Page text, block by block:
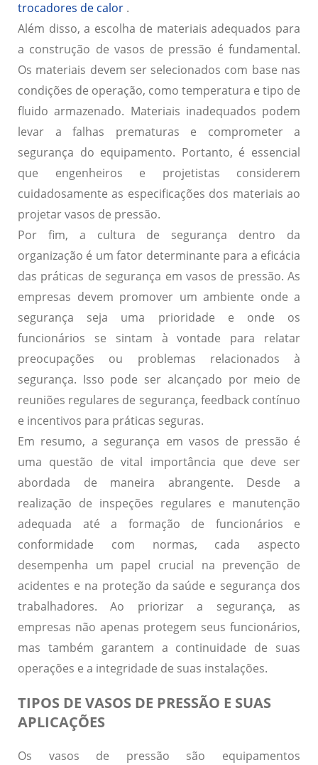
trocadores de calor .
Além disso, a escolha de materiais adequados para
a construção de vasos de pressão é fundamental.
Os materiais devem ser selecionados com base nas
condições de operação, como temperatura e tipo de
fluido armazenado. Materiais inadequados podem
levar a falhas prematuras e comprometer a
segurança do equipamento. Portanto, é essencial
que engenheiros e projetistas considerem
cuidadosamente as especificações dos materiais ao
projetar vasos de pressão.
Por fim, a cultura de segurança dentro da
organização é um fator determinante para a eficácia
das práticas de segurança em vasos de pressão. As
empresas devem promover um ambiente onde a
segurança seja uma prioridade e onde os
funcionários se sintam à vontade para relatar
preocupações ou problemas relacionados à
segurança. Isso pode ser alcançado por meio de
reuniões regulares de segurança, feedback contínuo
e incentivos para práticas seguras.
Em resumo, a segurança em vasos de pressão é
uma questão de vital importância que deve ser
abordada de maneira abrangente. Desde a
realização de inspeções regulares e manutenção
adequada até a formação de funcionários e
conformidade com normas, cada aspecto
desempenha um papel crucial na prevenção de
acidentes e na proteção da saúde e segurança dos
trabalhadores. Ao priorizar a segurança, as
empresas não apenas protegem seus funcionários,
mas também garantem a continuidade de suas
operações e a integridade de suas instalações.
TIPOS DE VASOS DE PRESSÃO E SUAS
APLICAÇÕES
Os vasos de pressão são equipamentos